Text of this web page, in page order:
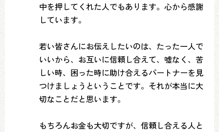
中を押してくれた人でもあります。心から感謝
しています。
若い皆さんにお伝えしたいのは、たった一人で
いいから、お互いに信頼し合えて、嘘なく、苦
しい時、困った時に助け合えるパートナーを見
つけましょうということです。それが本当に大
切なことだと思います。
もちろんお金も大切ですが、信頼し合える人と